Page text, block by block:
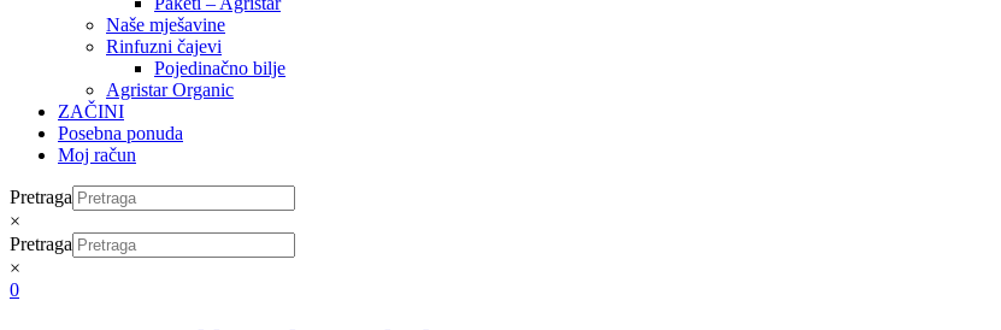
Naše mješavine
Rinfuzni čajevi
Pojedinačno bilje
Agristar Organic
ZAČINI
Posebna ponuda
Moj račun
Pretraga
×
Pretraga
×
0